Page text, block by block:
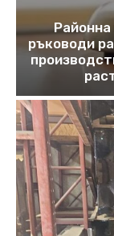
Районна
ръководи